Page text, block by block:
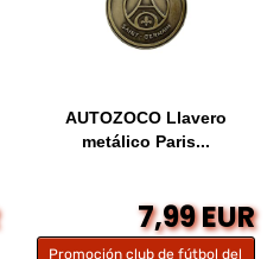
AUTOZOCO Llavero
metálico Paris...
7,99 EUR
Promoción club de fútbol del